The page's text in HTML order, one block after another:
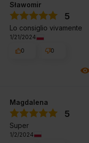
Sławomir
5
Lo consiglio vivamente
1/21/2024
0
0
Magdalena
5
Super
1/2/2024